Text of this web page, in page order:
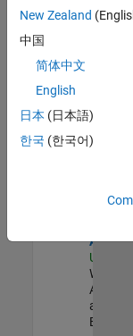
zona.
Senior
Engineer
US-MA-
Web
and
New Zealand
中国
简体中文
English
日本 (日本語)
한국 (한국어)